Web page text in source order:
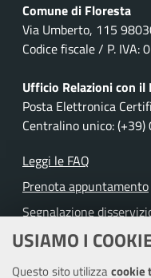
USIAMO I
Questo sito utilizzacookie
Comune di Floresta
Via Umberto, 115
Codice fiscale / P. IVA:
Ufficio Relazioni con il
Posta Elettronica
Centralino unico:
Leggi le FAQ
Prenota appuntamento
Segnalazione
Richiesta assistenza